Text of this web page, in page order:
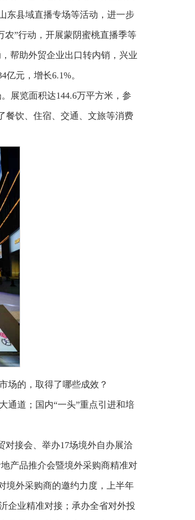
东县域直播专场等活动，进一步
农”行动，开展蒙阴蜜桃直播季等
帮助外贸企业出口转内销，兴业
元，增长6.1%。
展览面积达144.6万平方米，参
餐饮、住宿、交通、文旅等消费
场的，取得了哪些成效？
通道；国内“一头”重点引进和培
对接会、举办17场境外自办展洽
产品推介会暨境外采购商精准对
境外采购商的邀约力度，上半年
企业精准对接；承办全省对外投